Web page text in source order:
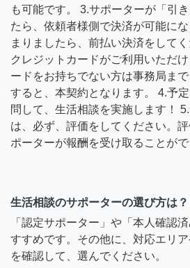
も可能です。 3.サポーターが「引
たら、依頼者様側で決済が可能に
まりましたら、前払い決済をして
クレジットカードがご利用いただ
ードをお持ちでない方は事務局ま
すると、本契約となります。 4.予
問して、生活相談を実施します！
は、必ず、評価をしてください。
ポーターが報酬を受け取ることがで
生活相談のサポーターの選び方は？
「認定サポーター」や「本人確認
すすめです。その他に、対応エリ
を確認して、選んでください。